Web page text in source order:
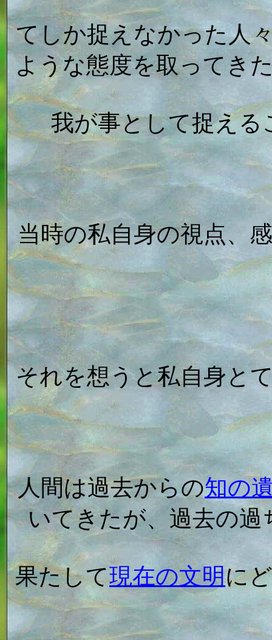
てしか捉えなかった人
ような態度を取ってき
我が事として捉え
当時の私自身の視点、
それを想うと私自身と
人間は過去からの知の
いてきたが、過去の
果たして現在の文明に